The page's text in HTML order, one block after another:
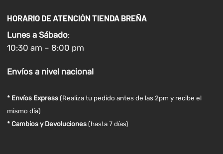
HORARIO DE ATENCIÓN TIENDA BREÑA
Lunes a Sábado:
10:30 am – 8:00 pm
Envíosa nivel nacional
* Envíos Express(Realiza tu pedido antes de las 2pm y recibe el
mismo día)
* Cambios y Devoluciones (hasta 7 días)